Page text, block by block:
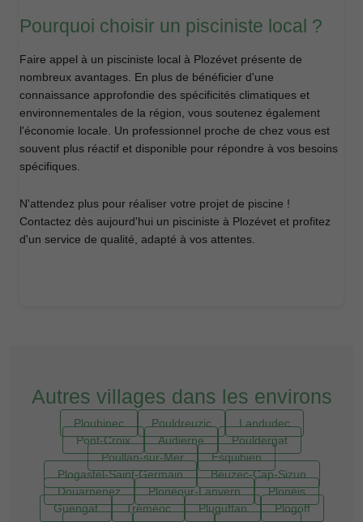
Pourquoi choisir un pisciniste local ?
Faire appel à un pisciniste local à Plozévet présente de
nombreux avantages. En plus de bénéficier d'une
connaissance approfondie des spécificités climatiques et
environnementales de la région, vous soutenez également
l'économie locale. Un professionnel proche de chez vous est
souvent plus réactif et disponible pour répondre à vos besoins
spécifiques.
N'attendez plus pour réaliser votre projet de piscine !
Contactez dès aujourd'hui un pisciniste à Plozévet et profitez
d'un service de qualité, adapté à vos attentes.
Autres villages dans les environs
Plouhinec Pouldreuzic
Landudec
Pont-Croix
Audierne
Pouldergat
Poullan-sur-Mer
Esquibien
Plogastel-Saint-Germain
Beuzec-Cap-Sizun
Douarnenez
Plonéour-Lanvern
Plonéis
Guengat
Tréméoc Pluguffan
Plogoff